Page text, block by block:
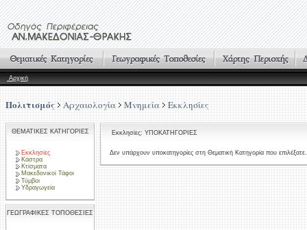
Αρχική
Πολιτισμός Αρχαιολογία Μνημεία Εκκλησίες
ΘΕΜΑΤΙΚΕΣ ΚΑΤΗΓΟΡΙΕΣ
Εκκλησίες
Κάστρα
Κτίσματα
Μακεδονικοί Τάφοι
Τύμβοι
Υδραγωγεία
ΓΕΩΓΡΑΦΙΚΕΣ ΤΟΠΟΘΕΣΙΕΣ
Εκκλησίες: ΥΠΟΚΑΤΗΓΟΡΙΕΣ
Δεν υπάρχουν υποκατηγορίες στη Θεματική Κατηγορία που επιλέξατε.